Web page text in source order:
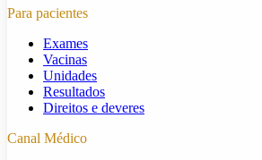
Para pacientes
Exames
Vacinas
Unidades
Resultados
Direitos e deveres
Canal Médico